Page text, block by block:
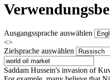
Ausgangssprache auswählen
<>
Zielsprache auswählen
Saddam Hussein's invasion of